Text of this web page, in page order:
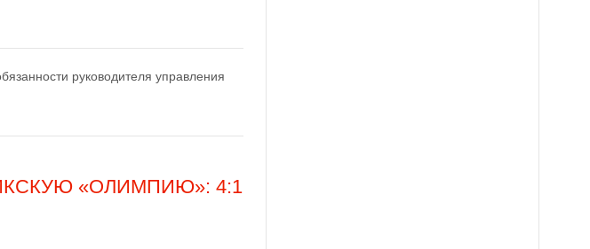
руководителя управления
«ОЛИМПИЮ»: 4:1